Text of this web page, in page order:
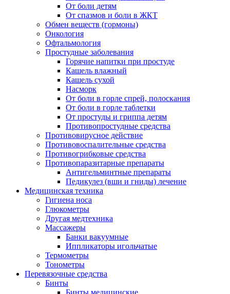
От боли детям
От спазмов и боли в ЖКТ
Обмен веществ (гормоны)
Онкология
Офтальмология
Простудные заболевания
Горячие напитки при простуде
Кашель влажный
Кашель сухой
Насморк
От боли в горле спрей, полоскания
От боли в горле таблетки
От простуды и гриппа детям
Противопростудные средства
Противовирусное действие
Противовоспалительные средства
Противогрибковые средства
Противопаразитарные препараты
Антигельминтные препараты
Педикулез (вши и гниды) лечение
Медицинская техника
Гигиена носа
Глюкометры
Другая медтехника
Массажеры
Банки вакуумные
Иппликаторы игольчатые
Термометры
Тонометры
Перевязочные средства
Бинты
Бинты медицинские